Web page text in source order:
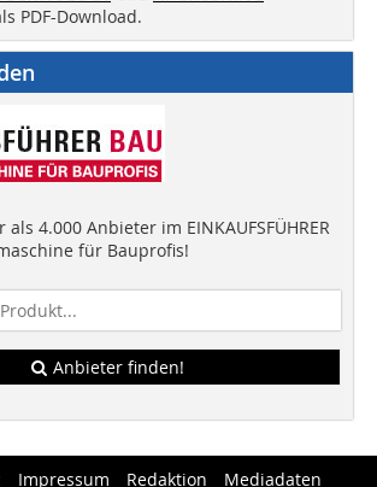
PDF-Download.
4.000 Anbieter im EINKAUFSFÜHRER
für Bauprofis!
Anbieter finden!
Impressum Redaktion Mediadaten